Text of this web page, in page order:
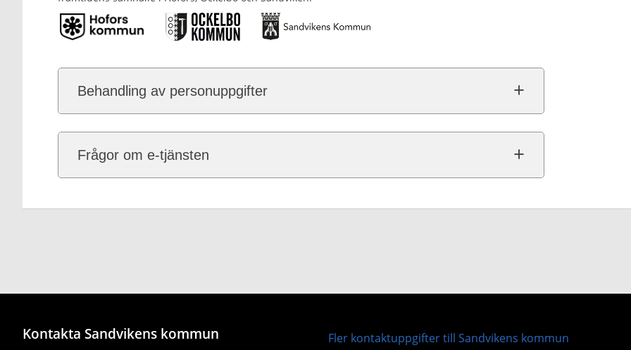
Behandling av personuppgifter
Frågor om e-tjänsten
Kontakta Sandvikens kommun Fler kontaktuppgifter till Sandvikens kommun